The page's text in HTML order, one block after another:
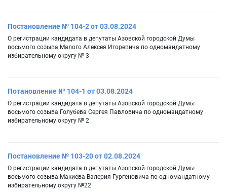
Постановление № 104-2 от 03.08.2024
О регистрации кандидата в депутаты Азовской городской Думы
восьмого созыва Малого Алексея Игоревича по одномандатному
избирательному округу № 3
Потановление № 104-1 от 03.08.2024
О регистрации кандидата в депутаты Азовской городской Думы
восьмого созыва Голубева Сергея Павловича по одномандатному
избирательному округу № 2
Постановление № 103-20 от 02.08.2024
О регистрации кандидата в депутаты Азовской городской Думы
восьмого созыва Макиева Валерия Гургеновича по одномандатному
избирательному округу №22